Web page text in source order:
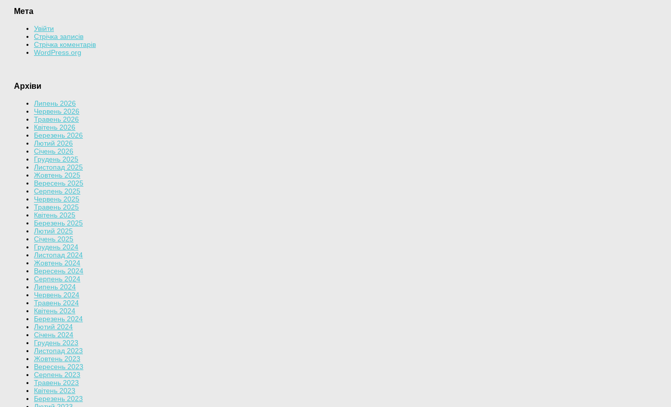
Мета
Увійти
Стрічка записів
Стрічка коментарів
WordPress.org
Архіви
Липень 2026
Червень 2026
Травень 2026
Квітень 2026
Березень 2026
Лютий 2026
Січень 2026
Грудень 2025
Листопад 2025
Жовтень 2025
Вересень 2025
Серпень 2025
Червень 2025
Травень 2025
Квітень 2025
Березень 2025
Лютий 2025
Січень 2025
Грудень 2024
Листопад 2024
Жовтень 2024
Вересень 2024
Серпень 2024
Липень 2024
Червень 2024
Травень 2024
Квітень 2024
Березень 2024
Лютий 2024
Січень 2024
Грудень 2023
Листопад 2023
Жовтень 2023
Вересень 2023
Серпень 2023
Травень 2023
Квітень 2023
Березень 2023